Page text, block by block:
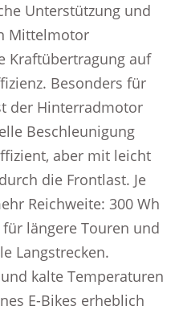
Unterstützung und
Mittelmotor
Kraftübertragung auf
Besonders für
der Hinterradmotor
Beschleunigung
aber mit leicht
die Frontlast. Je
Reichweite: 300 Wh
längere Touren und
Langstrecken.
kalte Temperaturen
E-Bikes erheblich